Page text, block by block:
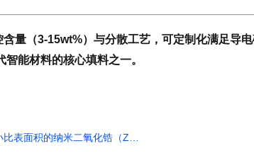
含量（3-15wt%）与分散工艺，可定制化满足导
能材料的核心填料之一。